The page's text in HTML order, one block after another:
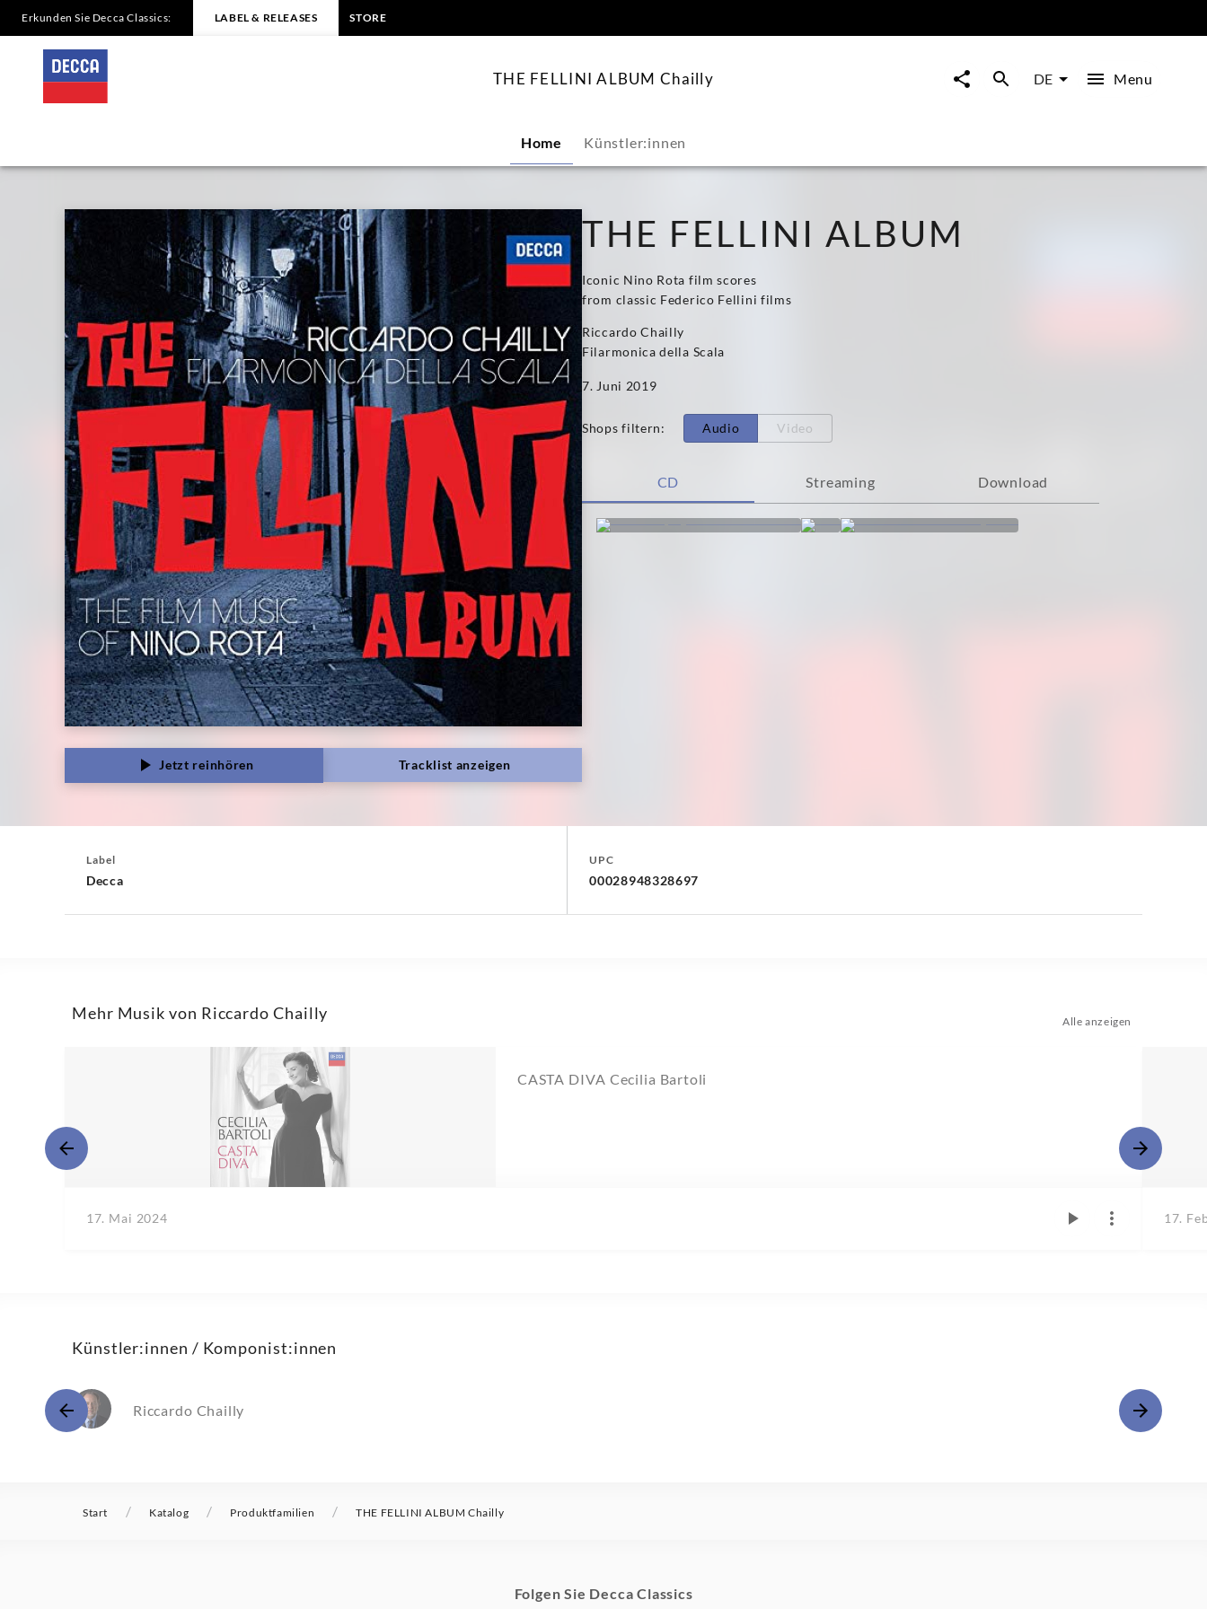
THE
FELLINI
Chailly
Decca
Classics
Erkunden Sie Decca Classics: LABEL & RELEASES STORE
THE FELLINI ALBUM Chailly DE Menu
Home Künstler:innen
Jetzt reinhören Tracklist anzeigen
THE FELLINI ALBUM
Iconic Nino Rota film scores
from classic Federico Fellini films
Riccardo Chailly
Filarmonica della Scala
7. Juni 2019
Shops filtern: Audio Video
CD Streaming Download
Label
Decca
UPC
00028948328697
Mehr Musik von Riccardo Chailly Alle anzeigen
CASTA DIVA Cecilia Bartoli
17. Mai 2024 17.
Künstler:innen / Komponist:innen
Riccardo Chailly
Start / Katalog / Produktfamilien / THE FELLINI ALBUM Chailly
Folgen Sie Decca Classics